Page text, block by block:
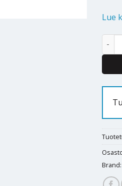
Lue
Brand: